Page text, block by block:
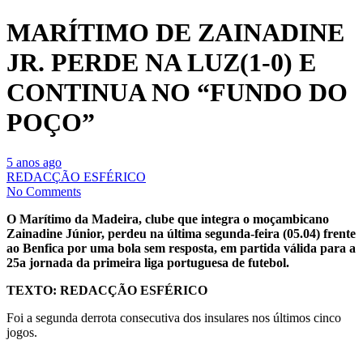
MARÍTIMO DE ZAINADINE
JR. PERDE NA LUZ(1-0) E
CONTINUA NO “FUNDO DO
POÇO”
5 anos ago
REDACÇÃO ESFÉRICO
No Comments
O Marítimo da Madeira, clube que integra o moçambicano
Zainadine Júnior, perdeu na última segunda-feira (05.04) frente
ao Benfica por uma bola sem resposta, em partida válida para a
25a jornada da primeira liga portuguesa de futebol.
TEXTO: REDACÇÃO ESFÉRICO
Foi a segunda derrota consecutiva dos insulares nos últimos cinco
jogos.